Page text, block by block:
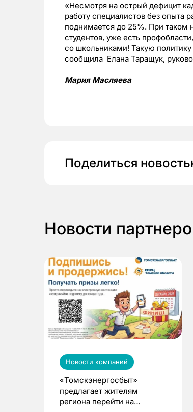
«Несмотря на острый дефицит
работу специалистов без опыта
поднимается до 25%. При таком
студентов, уже есть
со школьниками! Такую
сообщила Елана Таращук,
Мария Масляева
Поделиться
Новости
Новости компаний
«Томскэнергосбыт»
предлагает жителям
региона перейти на